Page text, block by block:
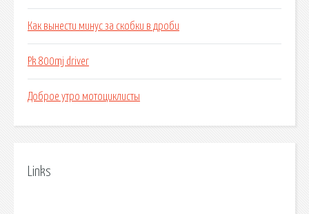
Как вынести минус за скобки в дроби
Pk 800mj driver
Доброе утро мотоциклисты
Links